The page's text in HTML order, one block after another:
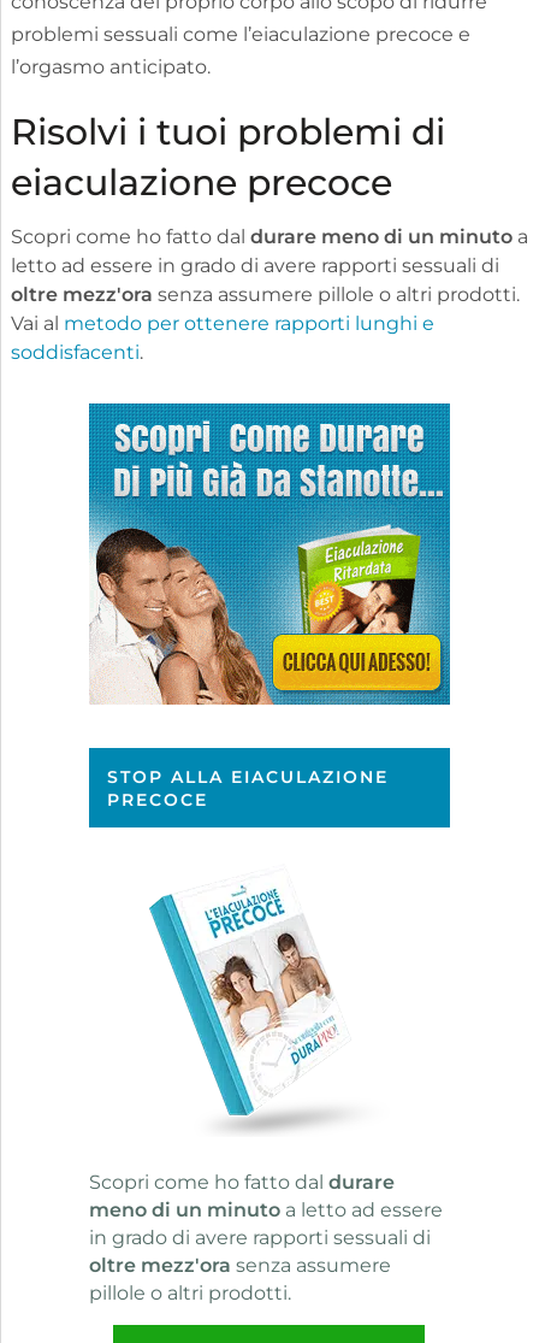
problemi sessuali come l’eiaculazione precoce e
l’orgasmo anticipato.
Risolvi i tuoi problemi di
eiaculazione precoce
Scopri come ho fatto dal durare meno di un minutoa
letto ad essere in grado di avere rapporti sessuali di
oltre mezz'ora senza assumere pillole o altri prodotti.
Vai al metodo per ottenere rapporti lunghi e
soddisfacenti.
STOP ALLA EIACULAZIONE
PRECOCE
Scopri come ho fatto dal durare
meno di un minutoa letto ad essere
in grado di avere rapporti sessuali di
oltre mezz'ora senza assumere
pillole o altri prodotti.